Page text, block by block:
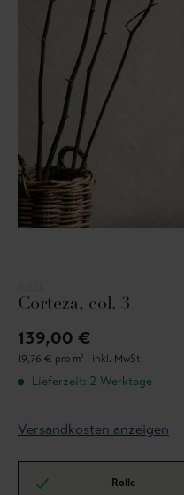
Corteza, col. 3
139,00 €
19,76 € pro m² | inkl. MwSt.
Lieferzeit: 2 Werktage
Versandkosten anzeigen
Rolle